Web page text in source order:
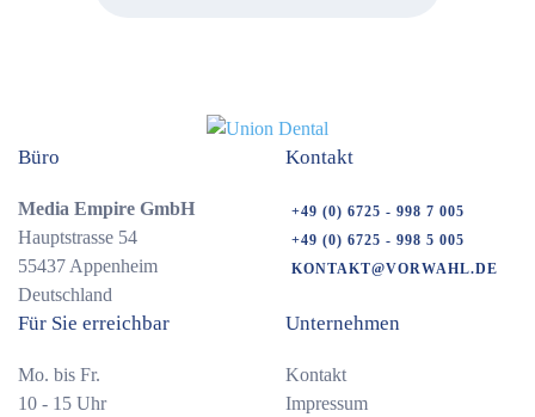
Büro
Media Empire GmbH
Hauptstrasse 54
55437 Appenheim
Deutschland
Kontakt
+49 (0) 6725 - 998 7 005
+49 (0) 6725 - 998 5 005
KONTAKT@VORWAHL.DE
Für Sie erreichbar
Mo. bis Fr.
10 - 15 Uhr
Unternehmen
Kontakt
Impressum